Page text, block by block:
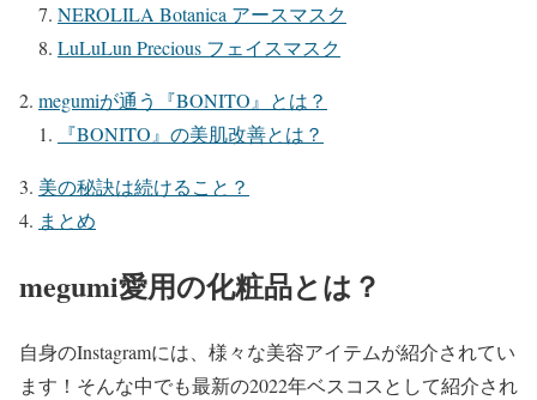
NEROLILA Botanica アースマスク
LuLuLun Precious フェイスマスク
megumiが通う『BONITO』とは？
『BONITO』の美肌改善とは？
美の秘訣は続けること？
まとめ
megumi愛用の化粧品とは？
自身のInstagramには、様々な美容アイテムが紹介されてい
ます！そんな中でも最新の2022年ベスコスとして紹介され